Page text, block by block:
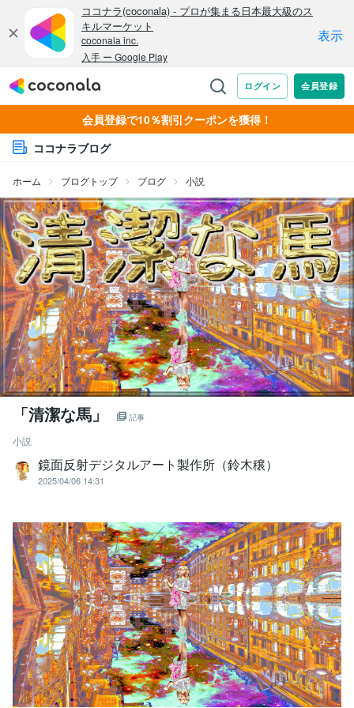
会員登録で10％割引クーポンを獲得！
ココナラブログ
ホーム ブログトップ ブログ 小説
「清潔な馬」 記事
小説
鏡面反射デジタルアート製作所（鈴木穣）
2025/04/06 14:31